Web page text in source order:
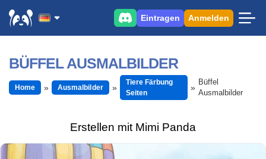
Eintragen Anmelden
BÜFFEL AUSMALBILDER
Home Ausmalbilder
Tiere Färbung
Seiten
Büffel
Ausmalbilder
Erstellen mit Mimi Panda